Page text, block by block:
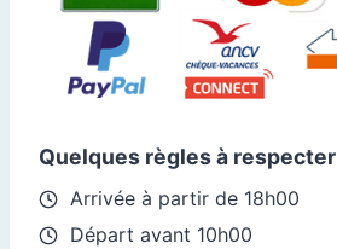
Quelques règles à respecter
Arrivée à partir de 18h00
Départ avant 10h00